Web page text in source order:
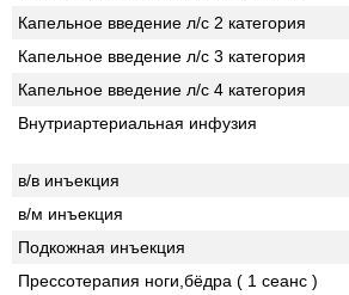
Капельное введение л/с 2 категория
Капельное введение л/с 3 категория
Капельное введение л/с 4 категория
Внутриартериальная инфузия
в/в инъекция
в/м инъекция
Подкожная инъекция
Прессотерапия ноги,бёдра ( 1 сеанс )